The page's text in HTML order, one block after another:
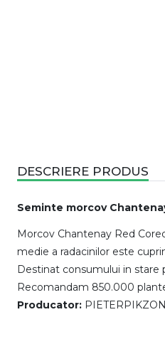
DESCRIERE PRODUS
Seminte morcov
Morcov Chantenay Red
medie a radacinilor este
Destinat consumului in stare
Recomandam 850.000
Producator: